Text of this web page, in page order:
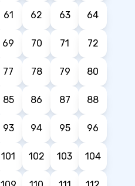
61 62 63 64
69 70 71 72
77 78 79 80
85 86 87 88
93 94 95 96
101 102 103 104